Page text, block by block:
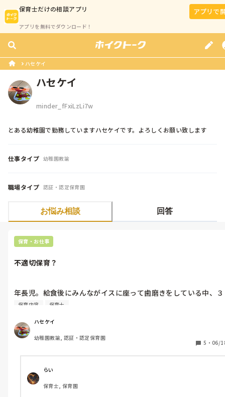
保育士だけの相談アプリ
アプリを無料でダウンロード！
アプリで
ハセケイ
ハセケイ
minder_fFxiLzLi7w
とある幼稚園で勤務していますハセケイです。よろしくお願い致します
仕事タイプ 幼稚園教諭
職場タイプ 認証・認定保育園
お悩み相談 回答
保育・お仕事
不適切保育？
年長児。給食後にみんながイスに座って歯磨きをしている中、３
人の子が鬼ごっこでバタバタ。。
いました。
ハセ『くぉらー！！💢💢💢みんなが歯磨きしてる！！歯ブラシが
そんなに走りたいなら遊戯室行きんさい！！みんなの迷惑！！
子『イヤだー！泣泣』
保育内容 保育士
ハセケイ
幼稚園教諭, 認証・認定保育園
5 ・ 06/
らい
保育士, 保育園